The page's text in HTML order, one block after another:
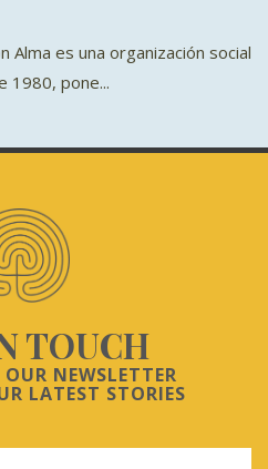
Alma es una organización social
1980, pone...
TOUCH
NEWSLETTER
LATEST STORIES